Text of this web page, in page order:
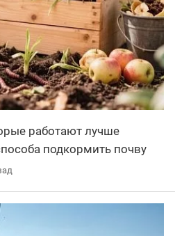
работают лучше
подкормить почву